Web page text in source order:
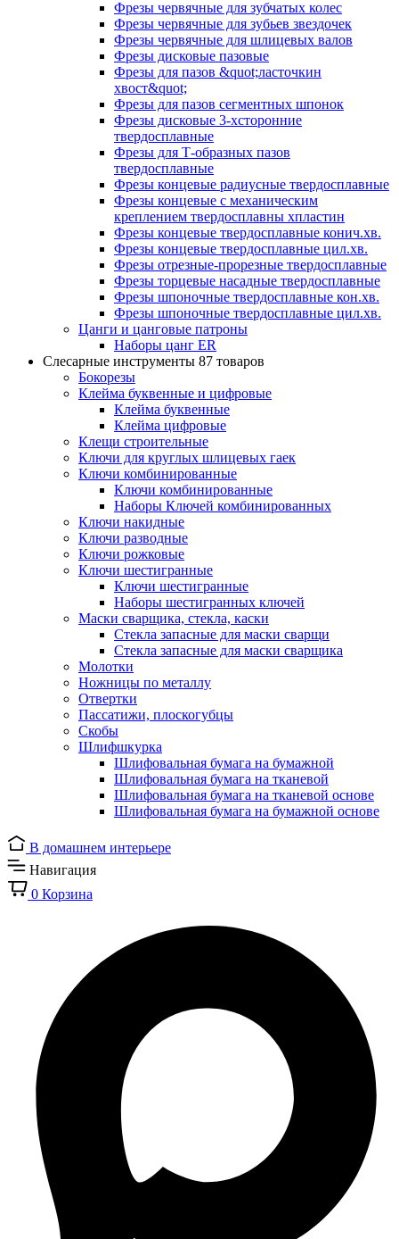
Фрезы червячные для зубчатых колес
Фрезы червячные для зубьев звездочек
Фрезы червячные для шлицевых валов
Фрезы дисковые пазовые
Фрезы для пазов &quot;ласточкин
хвост&quot;
Фрезы для пазов сегментных шпонок
Фрезы дисковые 3-хсторонние
твердосплавные
Фрезы для Т-образных пазов
твердосплавные
Фрезы концевые радиусные твердосплавные
Фрезы концевые с механическим
креплением твердосплавны хпластин
Фрезы концевые твердосплавные конич.хв.
Фрезы концевые твердосплавные цил.хв.
Фрезы отрезные-прорезные твердосплавные
Фрезы торцевые насадные твердосплавные
Фрезы шпоночные твердосплавные кон.хв.
Фрезы шпоночные твердосплавные цил.хв.
Цанги и цанговые патроны
Наборы цанг ER
Слесарные инструменты 87 товаров
Бокорезы
Клейма буквенные и цифровые
Клейма буквенные
Клейма цифровые
Клещи строительные
Ключи для круглых шлицевых гаек
Ключи комбинированные
Ключи комбинированные
Наборы Ключей комбинированных
Ключи накидные
Ключи разводные
Ключи рожковые
Ключи шестигранные
Ключи шестигранные
Наборы шестигранных ключей
Маски сварщика, стекла, каски
Стекла запасные для маски сварщи
Стекла запасные для маски сварщика
Молотки
Ножницы по металлу
Отвертки
Пассатижи, плоскогубцы
Скобы
Шлифшкурка
Шлифовальная бумага на бумажной
Шлифовальная бумага на тканевой
Шлифовальная бумага на тканевой основе
Шлифовальная бумага на бумажной основе
В домашнем интерьере
Навигация
0 Корзина